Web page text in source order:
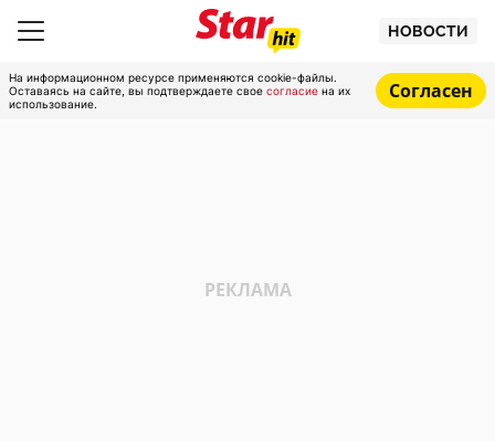
НОВОСТИ
На информационном ресурсе применяются cookie-файлы.
Оставаясь на сайте, вы подтверждаете свое согласие на их
использование.
Согласен